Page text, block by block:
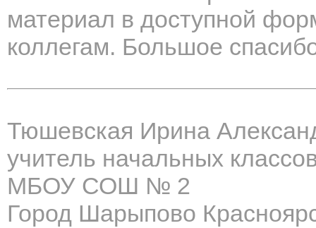
материал в доступной
коллегам. Большое
Тюшевская Ирина
учитель начальных
МБОУ СОШ № 2
Город Шарыпово